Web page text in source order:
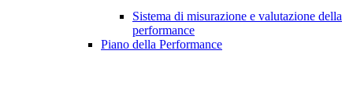
Sistema di misurazione e valutazione della
performance
Piano della Performance